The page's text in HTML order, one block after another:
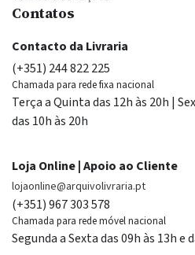
Contatos
Contacto da Livraria
(+351) 244 822 225
Chamada para rede fixa nacional
Terça a Quinta das 12h às 20h |
das 10h às 20h
Loja Online | Apoio ao Cliente
lojaonline@arquivolivraria.pt
(+351) 967 303 578
Chamada para rede móvel nacional
Segunda a Sexta das 09h às 13h e